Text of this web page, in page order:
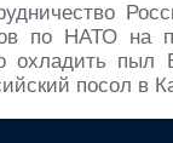
НАТО на
пыл
посол в